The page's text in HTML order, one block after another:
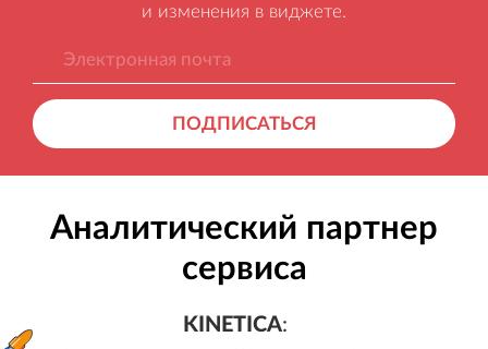
и изменения в виджете.
ПОДПИСАТЬСЯ
Аналитический партнер
сервиса
KINETICA:
Генерация лидов, бесплатный